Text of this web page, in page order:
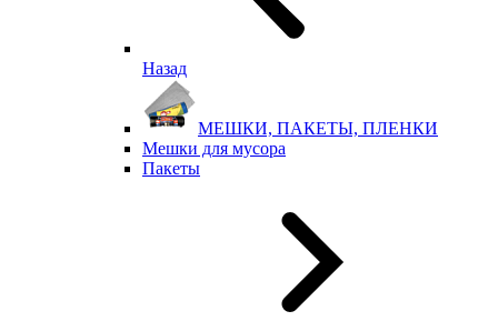
Назад
МЕШКИ, ПАКЕТЫ, ПЛЕНКИ
Мешки для мусора
Пакеты